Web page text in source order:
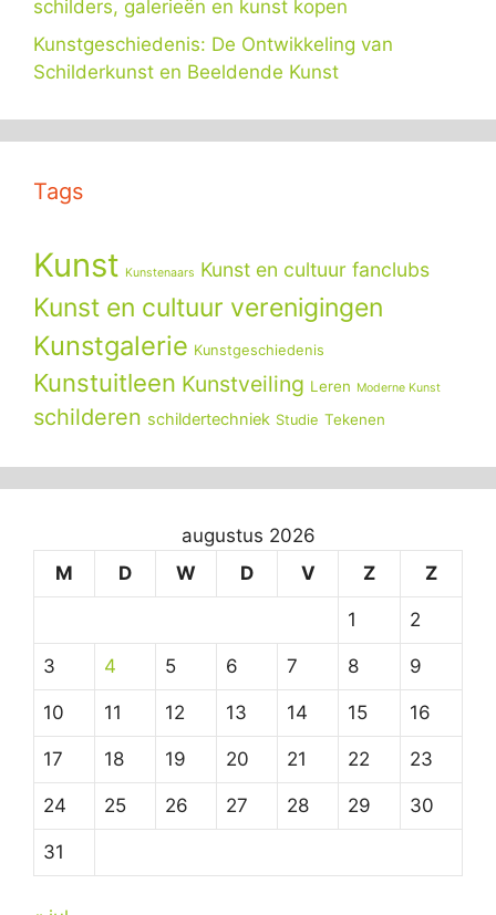
schilders, galerieën en kunst kopen
Kunstgeschiedenis: De Ontwikkeling van
Schilderkunst en Beeldende Kunst
Tags
Kunst Kunstenaars Kunst en cultuur fanclubs
Kunst en cultuur verenigingen
Kunstgalerie Kunstgeschiedenis
Kunstuitleen Kunstveiling Leren Moderne Kunst
schilderen schildertechniek Studie Tekenen
augustus 2026
M
D W D V Z Z
1 2
3 4 5 6 7 8 9
10 11 12 13 14 15 16
17 18 19 20 21 22 23
24 25 26 27 28 29 30
31